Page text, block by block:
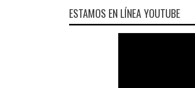
ESTAMOS EN LÍNEA YOUTUBE